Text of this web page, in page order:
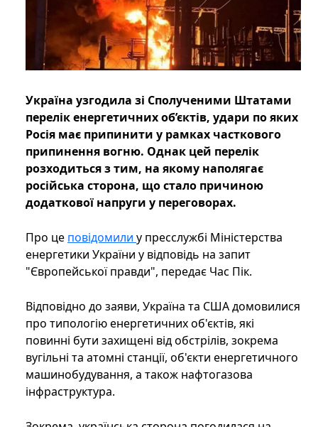
Україна узгодила зі Сполученими Штатами
перелік енергетичних об’єктів, удари по яких
Росія має припинити у рамках часткового
припинення вогню. Однак цей перелік
розходиться з тим, на якому наполягає
російська сторона, що стало причиною
додаткової напруги у переговорах.
Про це повідомили у пресслужбі Міністерства
енергетики України у відповідь на запит
"Європейської правди", передає Час Пік.
Відповідно до заяви, Україна та США домовилися
про типологію енергетичних об'єктів, які
повинні бути захищені від обстрілів, зокрема
вугільні та атомні станції, об'єкти енергетичного
машинобудування, а також нафтогазова
інфраструктура.